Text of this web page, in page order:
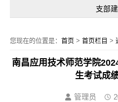
支部
您现在的位置是： 首页 > 首页栏目 >
南昌应用技术师范学院
生考试成
管理员